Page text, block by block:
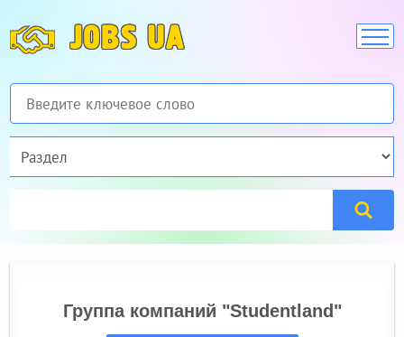
JOBS UA
Группа компаний "Studentland"